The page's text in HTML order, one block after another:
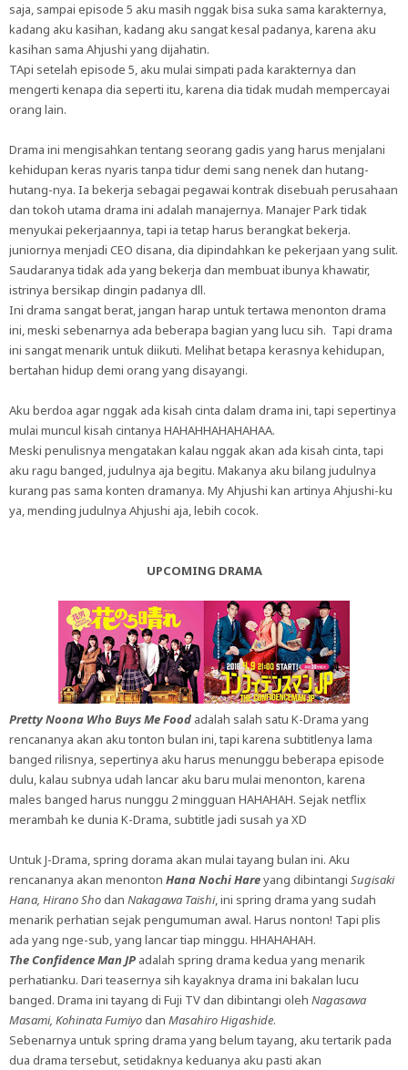
saja, sampai episode 5 aku masih nggak bisa suka sama karakternya,
kadang aku kasihan, kadang aku sangat kesal padanya, karena aku
kasihan sama Ahjushi yang dijahatin.
TApi setelah episode 5, aku mulai simpati pada karakternya dan
mengerti kenapa dia seperti itu, karena dia tidak mudah mempercayai
orang lain.
Drama ini mengisahkan tentang seorang gadis yang harus menjalani
kehidupan keras nyaris tanpa tidur demi sang nenek dan hutang-
hutang-nya. Ia bekerja sebagai pegawai kontrak disebuah perusahaan
dan tokoh utama drama ini adalah manajernya. Manajer Park tidak
menyukai pekerjaannya, tapi ia tetap harus berangkat bekerja.
juniornya menjadi CEO disana, dia dipindahkan ke pekerjaan yang sulit.
Saudaranya tidak ada yang bekerja dan membuat ibunya khawatir,
istrinya bersikap dingin padanya dll.
Ini drama sangat berat, jangan harap untuk tertawa menonton drama
ini, meski sebenarnya ada beberapa bagian yang lucu sih. Tapi drama
ini sangat menarik untuk diikuti. Melihat betapa kerasnya kehidupan,
bertahan hidup demi orang yang disayangi.
Aku berdoa agar nggak ada kisah cinta dalam drama ini, tapi sepertinya
mulai muncul kisah cintanya HAHAHHAHAHAHAA.
Meski penulisnya mengatakan kalau nggak akan ada kisah cinta, tapi
aku ragu banged, judulnya aja begitu. Makanya aku bilang judulnya
kurang pas sama konten dramanya. My Ahjushi kan artinya Ahjushi-ku
ya, mending judulnya Ahjushi aja, lebih cocok.
UPCOMING DRAMA
Pretty Noona Who Buys Me Food adalah salah satu K-Drama yang
rencananya akan aku tonton bulan ini, tapi karena subtitlenya lama
banged rilisnya, sepertinya aku harus menunggu beberapa episode
dulu, kalau subnya udah lancar aku baru mulai menonton, karena
males banged harus nunggu 2 mingguan HAHAHAH. Sejak netflix
merambah ke dunia K-Drama, subtitle jadi susah ya XD
Untuk J-Drama, spring dorama akan mulai tayang bulan ini. Aku
rencananya akan menonton Hana Nochi Hareyang dibintangi Sugisaki
Hana, Hirano Shodan Nakagawa Taishi, ini spring drama yang sudah
menarik perhatian sejak pengumuman awal. Harus nonton! Tapi plis
ada yang nge-sub, yang lancar tiap minggu. HHAHAHAH.
The Confidence Man JP adalah spring drama kedua yang menarik
perhatianku. Dari teasernya sih kayaknya drama ini bakalan lucu
banged. Drama ini tayang di Fuji TV dan dibintangi oleh Nagasawa
Masami, Kohinata Fumiyodan Masahiro Higashide.
Sebenarnya untuk spring drama yang belum tayang, aku tertarik pada
dua drama tersebut, setidaknya keduanya aku pasti akan